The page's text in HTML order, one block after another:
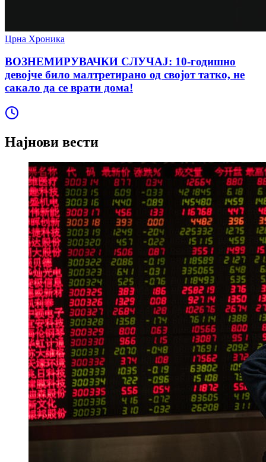
Црна Хроника
ВОЗНЕМИРУВАЧКИ СЛУЧАЈ: 10-годишно
девојче било малтретирано од својот татко, не
сакало да се врати дома!
Најнови вести